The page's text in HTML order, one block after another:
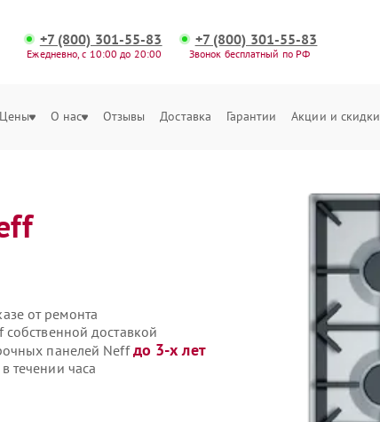
+7 (800) 301-55-83
Ежедневно, с 10:00 до 20:00
+7 (800) 301-55-83
Звонок бесплатный по РФ
Цены О нас Отзывы Доставка Гарантии Акции и скидки
от ремонта
доставкой
панелей Neffдо 3-х лет
течении часа